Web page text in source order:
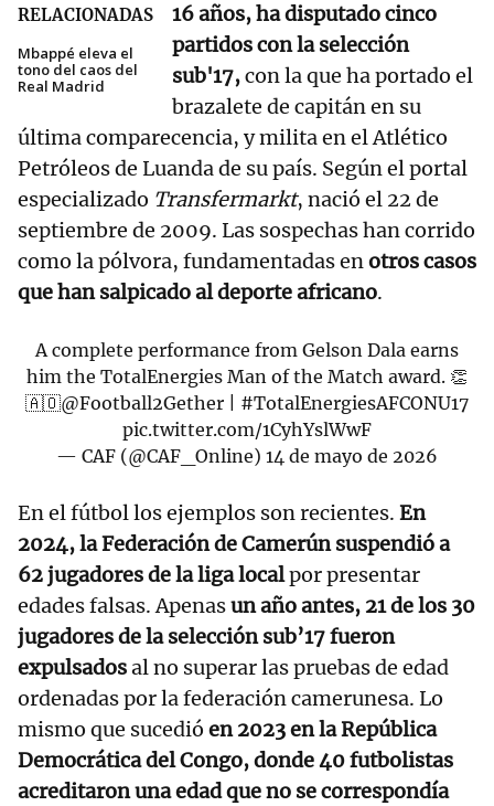
RELACIONADAS
Mbappé eleva el
tono del caos del
Real Madrid
16 años, ha disputado cinco
partidos con la selección
sub'17,con la que ha portado el
brazalete de capitán en su
última comparecencia, y milita en el Atlético
Petróleos de Luanda de su país. Según el portal
especializado Transfermarkt, nació el 22 de
septiembre de 2009. Las sospechas han corrido
como la pólvora, fundamentadas enotros casos
que han salpicado al deporte africano.
A complete performance from Gelson Dala earns
him the TotalEnergies Man of the Match award. 👏
🇦🇴@Football2Gether
#TotalEnergiesAFCONU17
pic.twitter.com/1CyhYslWwF
— CAF (@CAF_Online) 14 de mayo de 2026
En el fútbol los ejemplos son recientes. En
2024, la Federación de Camerún suspendió a
62 jugadores de la liga localpor presentar
edades falsas. Apenasun año antes, 21 de los 30
jugadores de la selección sub’17 fueron
expulsadosal no superar las pruebas de edad
ordenadas por la federación camerunesa. Lo
mismo que sucedió en 2023 en la República
Democrática del Congo, donde 40 futbolistas
acreditaron una edad que no se correspondía